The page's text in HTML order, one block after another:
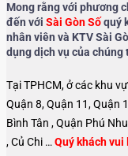
Mong rằng với phương
đến với Sài Gòn Sốquý
nhân viên và KTV Sài
dụng dịch vụ của chúng
Tại TPHCM, ở các khu
Quận 8, Quận 11, Quận
Bình Tân , Quận Phú
, Củ Chi … Quý khách